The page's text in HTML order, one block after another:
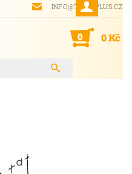
INFO@TORIOPLUS.CZ
0 0 Kč